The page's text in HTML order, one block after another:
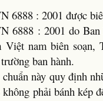
6888 : 2001 được
6888 : 2001 do
Việt nam biên soạn,
ban hành.
này quy định
không phải bánh kép